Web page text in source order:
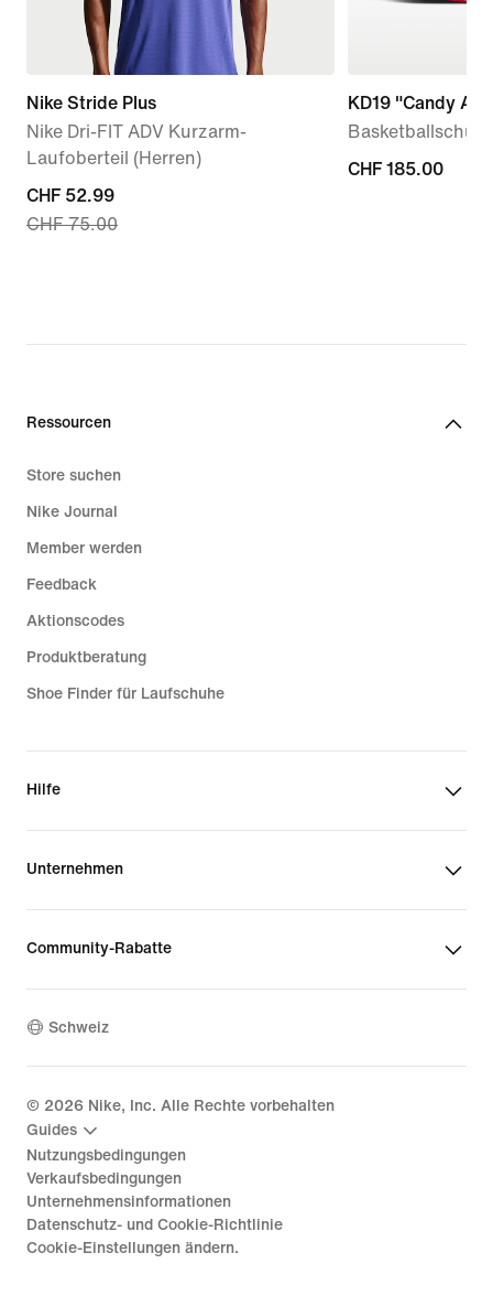
Nike Stride Plus
Nike Dri-FIT ADV Kurzarm-
Laufoberteil (Herren)
current
price
CHF 75.00
CHF 52.99
CHF 75.00
KD19 "Candy
Basketballschuh
CHF 185.00
CHF 185.00
Ressourcen
Store suchen
Nike Journal
Member werden
Feedback
Aktionscodes
Produktberatung
Shoe Finder für Laufschuhe
Hilfe
Unternehmen
Community-Rabatte
Schweiz
© 2026 Nike, Inc. Alle Rechte vorbehalten
Guides
Nutzungsbedingungen
Verkaufsbedingungen
Unternehmensinformationen
Datenschutz- und Cookie-Richtlinie
Cookie-Einstellungen ändern.